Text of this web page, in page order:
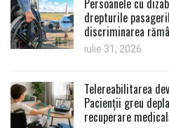
Persoanele cu
drepturile
discriminarea
iulie 31, 2026
Telereabilitarea
Pacienții greu
recuperare